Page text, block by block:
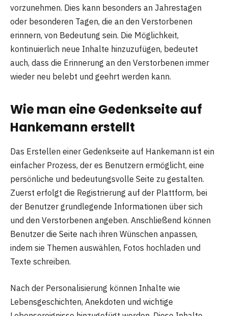
vorzunehmen. Dies kann besonders an Jahrestagen
oder besonderen Tagen, die an den Verstorbenen
erinnern, von Bedeutung sein. Die Möglichkeit,
kontinuierlich neue Inhalte hinzuzufügen, bedeutet
auch, dass die Erinnerung an den Verstorbenen immer
wieder neu belebt und geehrt werden kann.
Wie man eine Gedenkseite auf
Hankemann erstellt
Das Erstellen einer Gedenkseite auf Hankemann ist ein
einfacher Prozess, der es Benutzern ermöglicht, eine
persönliche und bedeutungsvolle Seite zu gestalten.
Zuerst erfolgt die Registrierung auf der Plattform, bei
der Benutzer grundlegende Informationen über sich
und den Verstorbenen angeben. Anschließend können
Benutzer die Seite nach ihren Wünschen anpassen,
indem sie Themen auswählen, Fotos hochladen und
Texte schreiben.
Nach der Personalisierung können Inhalte wie
Lebensgeschichten, Anekdoten und wichtige